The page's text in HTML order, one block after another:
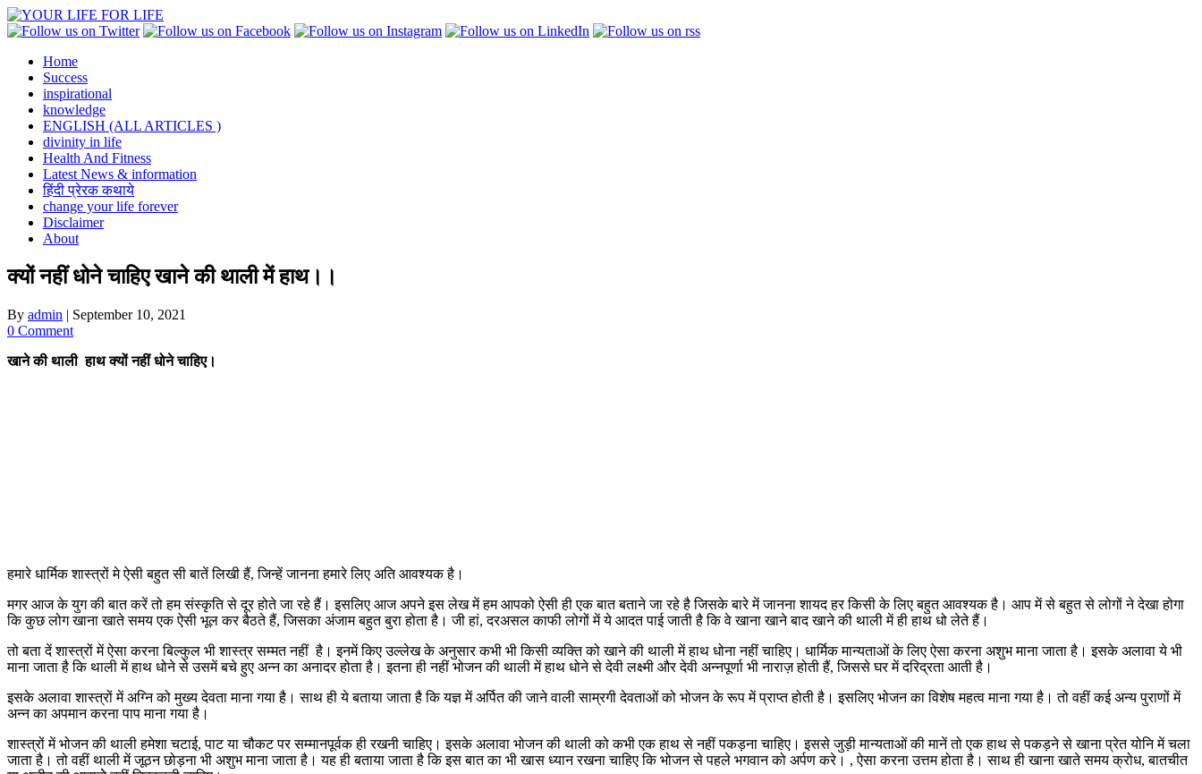
Skip
to
Home
Success
inspirational
knowledge
ENGLISH (ALL ARTICLES )
divinity in life
Health And Fitness
Latest News & information
हिंदी प्रेरक कथाये
change your life forever
Disclaimer
About
क्यों नहीं धोने चाहिए खाने की थाली में हाथ।।
By admin | September 10, 2021
0 Comment
खाने की थाली हाथ क्यों नहीं धोने चाहिए।
हमारे धार्मिक शास्त्रों मे ऐसी बहुत सी बातें लिखी हैं, जिन्हें जानना हमारे लिए अति आवश्यक है।
मगर आज के युग की बात करें तो हम संस्कृति से दूर होते जा रहे हैं। इसलिए आज अपने इस लेख में हम आपको ऐसी ही एक बात बताने जा रहे है जिसके बारे में जानना शायद हर किसी के लिए बहुत आवश्यक है। आप में से बहुत से लोगों ने देखा होगा
कि कुछ लोग खाना खाते समय एक ऐसी भूल कर बैठते हैं, जिसका अंजाम बहुत बुरा होता है। जी हां, दरअसल काफी लोगों में ये आदत पाई जाती है कि वे खाना खाने बाद खाने की थाली में ही हाथ धो लेते हैं।
तो बता दें शास्त्रों में ऐसा करना बिल्कुल भी शास्त्र सम्मत नहीं है। इनमें किए उल्लेख के अनुसार कभी भी किसी व्यक्ति को खाने की थाली में हाथ धोना नहीं चाहिए। धार्मिक मान्यताओं के लिए ऐसा करना अशुभ माना जाता है। इसके अलावा ये भी
माना जाता है कि थाली में हाथ धोने से उसमें बचे हुए अन्न का अनादर होता है। इतना ही नहीं भोजन की थाली में हाथ धोने से देवी लक्ष्मी और देवी अन्नपूर्णा भी नाराज़ होती हैं, जिससे घर में दरिद्रता आती है।
इसके अलावा शास्त्रों में अग्नि को मुख्य देवता माना गया है। साथ ही ये बताया जाता है कि यज्ञ में अर्पित की जाने वाली साम्रगी देवताओं को भोजन के रूप में प्राप्त होती है। इसलिए भोजन का विशेष महत्व माना गया है। तो वहीं कई अन्य पुराणों में
अन्न का अपमान करना पाप माना गया है।
शास्त्रों में भोजन की थाली हमेशा चटाई, पाट या चौकट पर सम्मानपूर्वक ही रखनी चाहिए। इसके अलावा भोजन की थाली को कभी एक हाथ से नहीं पकड़ना चाहिए। इससे जुड़ी मान्यताओं की मानें तो एक हाथ से पकड़ने से खाना प्रेत योनि में चला
जाता है। तो वहीं थाली में जूठन छोड़ना भी अशुभ माना जाता है। यह ही बताया जाता है कि इस बात का भी खास ध्यान रखना चाहिए कि भोजन से पहले भगवान को अर्पण करे। , ऐसा करना उत्तम होता है। साथ ही खाना खाते समय क्रोध, बातचीत